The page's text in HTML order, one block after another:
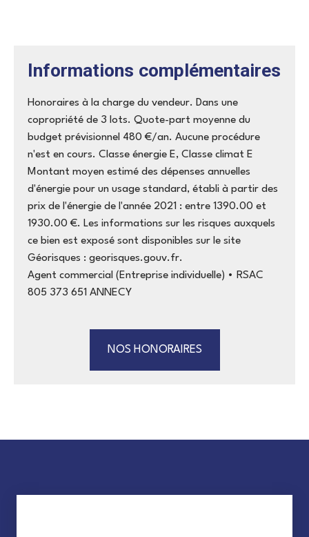
Informations complémentaires
Honoraires à la charge du vendeur. Dans une
copropriété de 3 lots. Quote-part moyenne du
budget prévisionnel 480 €/an. Aucune procédure
n'est en cours. Classe énergie E, Classe climat E
Montant moyen estimé des dépenses annuelles
d'énergie pour un usage standard, établi à partir des
prix de l'énergie de l'année 2021 : entre 1390.00 et
1930.00 €. Les informations sur les risques auxquels
ce bien est exposé sont disponibles sur le site
Géorisques : georisques.gouv.fr.
Agent commercial (Entreprise individuelle) • RSAC
805 373 651 ANNECY
NOS HONORAIRES